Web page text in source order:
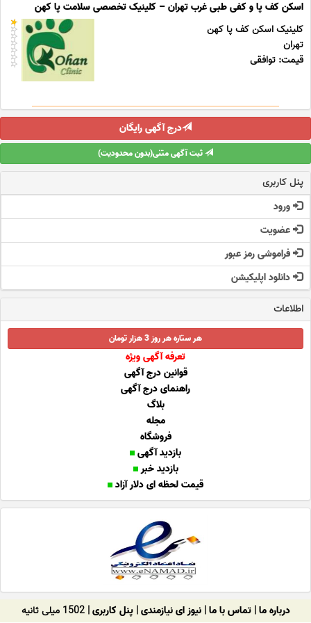
اسکن کف پا و کفی طبی غرب تهران – کلینیک تخصصی سلامت پا کهن
کلینیک اسکن کف پا کهن
تهران
قیمت: توافقی
درج آگهی رایگان
ثبت آگهی متنی(بدون محدودیت)
پنل کاربری
ورود
عضویت
فراموشی رمز عبور
دانلود اپلیکیشن
اطلاعات
هر ستاره هر روز 3 هزار تومان
تعرفه آگهی ویژه
قوانین درج آگهی
راهنمای درج آگهی
بلاگ
مجله
فروشگاه
بازدید آگهی
بازدید خبر
قیمت لحظه ای دلار آزاد
درباره ما|تماس با ما|نیوز ای نیازمندی|پنل کاربری| 1502 میلی ثانیه